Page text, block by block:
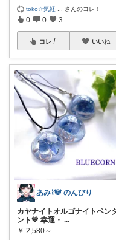
toko☆気軽 さんのコレ！
0 0 3
コレ いいね
あみ⌇ 🐼 のんびり
カヤナイトオルゴナイトペン
ント💙 幸運・ ...
￥ 2,580～